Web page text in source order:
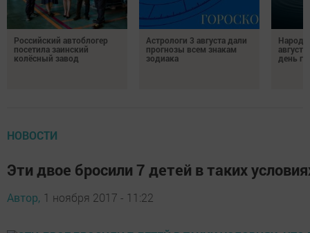
Российский автоблогер
посетила заинский
колёсный завод
Астрологи 3 августа дали
прогнозы всем знакам
зодиака
день
НОВОСТИ
Эти двое бросили 7 детей в таких
Автор, 1 ноября 2017 - 11:22